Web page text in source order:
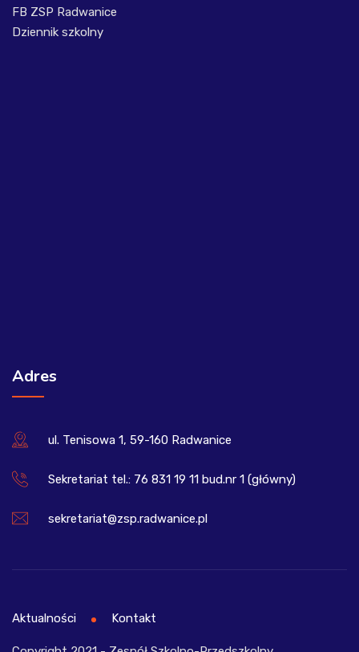
FB ZSP Radwanice
Dziennik szkolny
Adres
ul. Tenisowa 1, 59-160 Radwanice
Sekretariat tel.: 76 831 19 11 bud.nr 1 (główny)
sekretariat@zsp.radwanice.pl
Aktualności Kontakt